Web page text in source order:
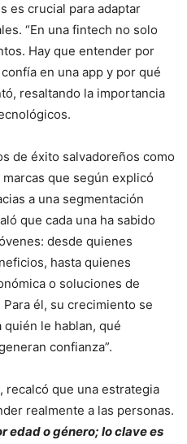
es crucial para adaptar
“En una fintech no solo
Hay que entender por
en una app y por qué
resaltando la importancia
de éxito salvadoreños como
que según explicó
a una segmentación
que cada una ha sabido
desde quienes
hasta quienes
o soluciones de
él, su crecimiento se
le hablan, qué
confianza”.
recalcó que una estrategia
realmente a las personas.
edad o género; lo clave es